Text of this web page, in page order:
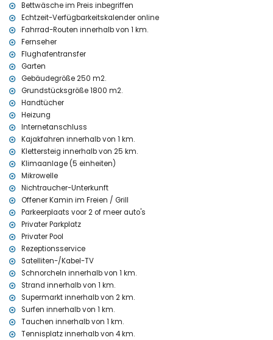
nächster Ort Denia (innerhalb von 2 Kilometern der Villa)
nächste(s) Ufer oder Küste Mediterraneo (innerhalb von 1000
Metern der Villa)
nächster Strand Marineta Casiana (innerhalb von 1000 Metern der
Villa)
nächster Hafen Real Club Náutico Denia (innerhalb von 2
Kilometern der Villa)
nächster Park Parque Marineta Casiana (innerhalb von 1000 Metern
der Villa)
nächster Flughafen El Altet, Alicante (innerhalb von 100 Kilometern
der Villa)
zweitnächster Flughafen Manises, Valencia ( > 100 Kilometern der
Villa)
öffentliche Verkehrsmittel Bus innerhalb von 1000 Metern der Villa
Rauchen nicht erlaubt
Haustiere sind nicht erlaubt
Die Unterkunft ist sehr geeignet für Familien mit Kindern
Anlagen und Dienstleistungen enthalten im Mietpreis der Villa
Internet (WiFi)
Bügeleisen und-brett
Bettwäsche und Handtücher
Rezeptionsdienst und 24 Stunden telefonische Unterstützung
Zentralheizung und Klimaanlage
Anlagen und Dienstleistungen gegen Aufpreis
Flughafenservice
tägliche Reinigung, Kochdienst, Wäscheservice und
Babysitterservice
Bettwäsche im Preis inbegriffen
Echtzeit-Verfügbarkeitskalender online
Fahrrad-Routen innerhalb von 1 km.
Fernseher
Flughafentransfer
Garten
Gebäudegröße 250 m2.
Grundstücksgröße 1800 m2.
Handtücher
Heizung
Internetanschluss
Kajakfahren innerhalb von 1 km.
Klettersteig innerhalb von 25 km.
Klimaanlage (5 einheiten)
Mikrowelle
Nichtraucher-Unterkunft
Offener Kamin im Freien / Grill
Parkeerplaats voor 2 of meer auto's
Privater Parkplatz
Privater Pool
Rezeptionsservice
Satelliten-/Kabel-TV
Schnorcheln innerhalb von 1 km.
Strand innerhalb von 1 km.
Supermarkt innerhalb von 2 km.
Surfen innerhalb von 1 km.
Tauchen innerhalb von 1 km.
Tennisplatz innerhalb von 4 km.